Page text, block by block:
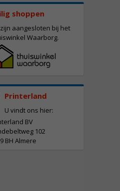
shoppen
aangesloten bij het
Waarborg.
Printerland
U vindt ons hier:
BV
102
BH Almere